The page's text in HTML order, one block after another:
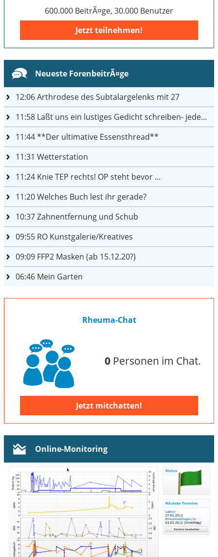
600.000 BeitrÃ¤ge, 30.000 Benutzer
Jetzt teilnehmen!
Neueste ForenbeitrÃ¤ge
12:06Arthrodese des Subtalargelenks mit 27
11:58 Laßt uns ein lustiges Gedicht schreiben- jeder einen Satz
11:44**Der ultimative Essensthread**
11:31 Wetterstation
11:24 Knie TEP rechts! OP steht bevor ...
11:20Welches Buch lest ihr gerade?
10:37Zahnentfernung und Schub
09:55 RO Kunstgalerie/Kreatives
09:09 FFP2 Masken (ab 15.12.20?)
06:46 Mein Garten
Rheuma-Chat
0Personen im Chat.
Jetzt mitchatten!
Online-Monitoring